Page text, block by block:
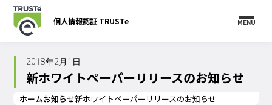
個人情報認証 TRUSTe MENU
2018年2月1日
新ホワイトペーパーリリースのお知らせ
ホームお知らせ新ホワイトペーパーリリースのお知らせ